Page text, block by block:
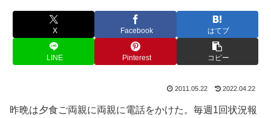
X Facebook はてブ
LINE Pinterest コピー
2011.05.22 2022.04.22
昨晩は夕食ご両親に両親に電話をかけた。毎週1回状況報